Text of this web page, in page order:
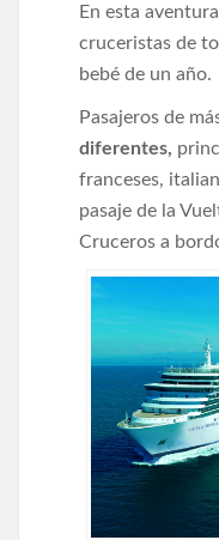
En esta
cruceristas de
bebé de un año.
Pasajeros de
diferentes,
franceses,
pasaje de la
Cruceros a